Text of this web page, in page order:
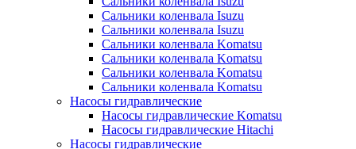
Сальники коленвала Isuzu
Сальники коленвала Isuzu
Сальники коленвала Komatsu
Сальники коленвала Komatsu
Сальники коленвала Komatsu
Сальники коленвала Komatsu
Насосы гидравлические
Насосы гидравлические Komatsu
Насосы гидравлические Hitachi
Насосы гидравлические